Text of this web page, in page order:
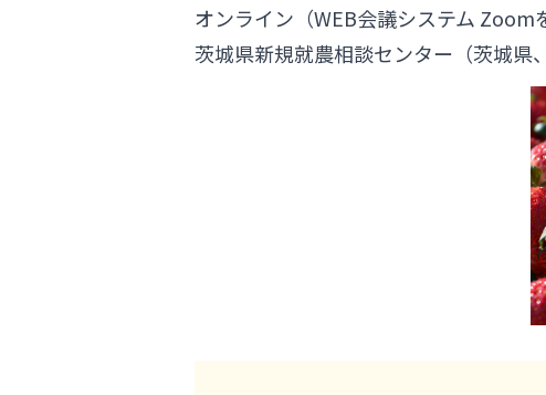
オンライン（WEB会議システム Zoom
茨城県新規就農相談センター（茨城県